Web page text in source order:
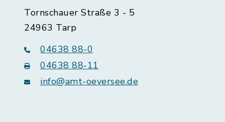
Tornschauer Straße 3 - 5
24963 Tarp
04638 88-0
04638 88-11
info@amt-oeversee.de